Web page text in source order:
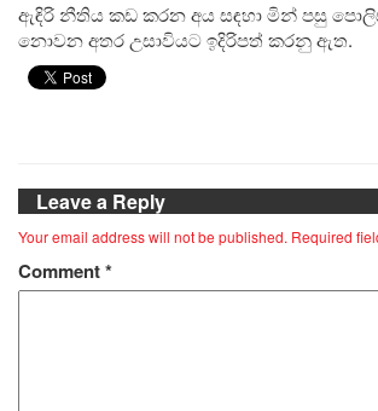
ඇඳිරි නීතිය කඩ කරන අය සඳහා මින් පසු
නොවන අතර උසාවියට ඉදිරිපත් කරනු ඇත.
Leave a Reply
Your email address will not be published. Required
Comment*